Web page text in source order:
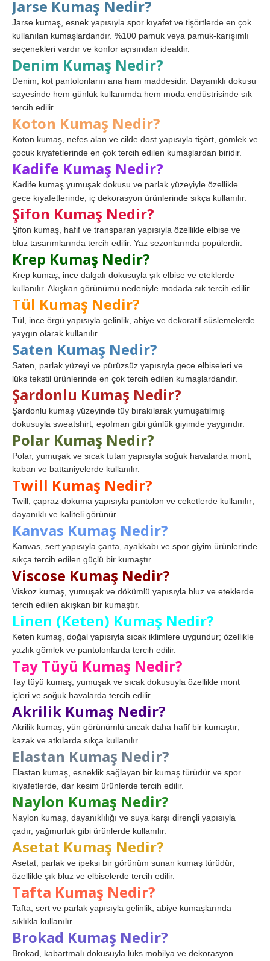
Jarse Kumaş Nedir?
Jarse kumaş, esnek yapısıyla spor kıyafet ve tişörtlerde en çok
kullanılan kumaşlardandır. %100 pamuk veya pamuk-karışımlı
seçenekleri vardır ve konfor açısından idealdir.
Denim Kumaş Nedir?
Denim; kot pantolonların ana ham maddesidir. Dayanıklı dokusu
sayesinde hem günlük kullanımda hem moda endüstrisinde sık
tercih edilir.
Koton Kumaş Nedir?
Koton kumaş, nefes alan ve cilde dost yapısıyla tişört, gömlek ve
çocuk kıyafetlerinde en çok tercih edilen kumaşlardan biridir.
Kadife Kumaş Nedir?
Kadife kumaş yumuşak dokusu ve parlak yüzeyiyle özellikle
gece kıyafetlerinde, iç dekorasyon ürünlerinde sıkça kullanılır.
Şifon Kumaş Nedir?
Şifon kumaş, hafif ve transparan yapısıyla özellikle elbise ve
bluz tasarımlarında tercih edilir. Yaz sezonlarında popülerdir.
Krep Kumaş Nedir?
Krep kumaş, ince dalgalı dokusuyla şık elbise ve eteklerde
kullanılır. Akışkan görünümü nedeniyle modada sık tercih edilir.
Tül Kumaş Nedir?
Tül, ince örgü yapısıyla gelinlik, abiye ve dekoratif süslemelerde
yaygın olarak kullanılır.
Saten Kumaş Nedir?
Saten, parlak yüzeyi ve pürüzsüz yapısıyla gece elbiseleri ve
lüks tekstil ürünlerinde en çok tercih edilen kumaşlardandır.
Şardonlu Kumaş Nedir?
Şardonlu kumaş yüzeyinde tüy bırakılarak yumuşatılmış
dokusuyla sweatshirt, eşofman gibi günlük giyimde yaygındır.
Polar Kumaş Nedir?
Polar, yumuşak ve sıcak tutan yapısıyla soğuk havalarda mont,
kaban ve battaniyelerde kullanılır.
Twill Kumaş Nedir?
Twill, çapraz dokuma yapısıyla pantolon ve ceketlerde kullanılır;
dayanıklı ve kaliteli görünür.
Kanvas Kumaş Nedir?
Kanvas, sert yapısıyla çanta, ayakkabı ve spor giyim ürünlerinde
sıkça tercih edilen güçlü bir kumaştır.
Viscose Kumaş Nedir?
Viskoz kumaş, yumuşak ve dökümlü yapısıyla bluz ve eteklerde
tercih edilen akışkan bir kumaştır.
Linen (Keten) Kumaş Nedir?
Keten kumaş, doğal yapısıyla sıcak iklimlere uygundur; özellikle
yazlık gömlek ve pantolonlarda tercih edilir.
Tay Tüyü Kumaş Nedir?
Tay tüyü kumaş, yumuşak ve sıcak dokusuyla özellikle mont
içleri ve soğuk havalarda tercih edilir.
Akrilik Kumaş Nedir?
Akrilik kumaş, yün görünümlü ancak daha hafif bir kumaştır;
kazak ve atkılarda sıkça kullanılır.
Elastan Kumaş Nedir?
Elastan kumaş, esneklik sağlayan bir kumaş türüdür ve spor
kıyafetlerde, dar kesim ürünlerde tercih edilir.
Naylon Kumaş Nedir?
Naylon kumaş, dayanıklılığı ve suya karşı dirençli yapısıyla
çadır, yağmurluk gibi ürünlerde kullanılır.
Asetat Kumaş Nedir?
Asetat, parlak ve ipeksi bir görünüm sunan kumaş türüdür;
özellikle şık bluz ve elbiselerde tercih edilir.
Tafta Kumaş Nedir?
Tafta, sert ve parlak yapısıyla gelinlik, abiye kumaşlarında
sıklıkla kullanılır.
Brokad Kumaş Nedir?
Brokad, kabartmalı dokusuyla lüks mobilya ve dekorasyon